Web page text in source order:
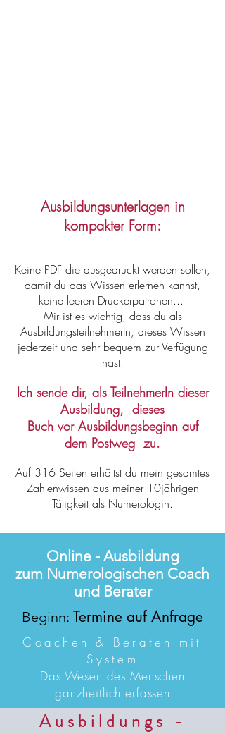
Ausbildungsunterlagen in
kompakter Form:
Keine PDF die ausgedruckt werden sollen,
damit du das Wissen erlernen kannst,
keine leeren Druckerpatronen...
Mir ist es wichtig, dass du als
AusbildungsteilnehmerIn, dieses Wissen
jederzeit und sehr bequem zur Verfügung
hast.
Ich sende dir, als TeilnehmerIn dieser
Ausbildung, dieses
Buch vor Ausbildungsbeginn auf
dem Postweg zu.
Auf 316 Seiten erhältst du mein gesamtes
Zahlenwissen aus meiner 10jährigen
Tätigkeit als Numerologin.
Ausbildungs -
Online - Ausbildung
zum Numerologischen Coach
und Berater
Beginn: Termine auf Anfrage
Coachen & Beraten mit
System
Das Wesen des Menschen
ganzheitlich erfassen